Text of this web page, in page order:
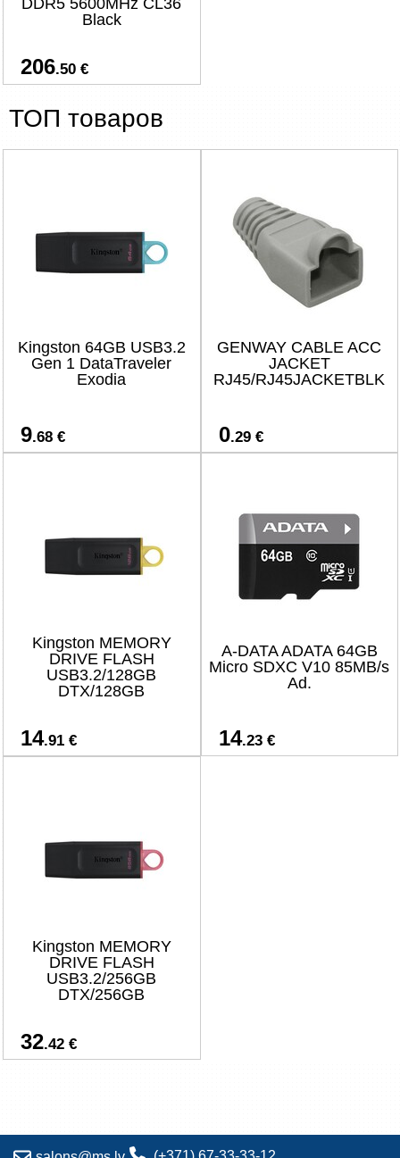
DDR5 5600MHz CL36
Black
206.50 €
ТОП товаров
Kingston 64GB USB3.2
Gen 1 DataTraveler
Exodia
9.68 €
GENWAY CABLE ACC
JACKET
RJ45/RJ45JACKETBLK
0.29 €
Kingston MEMORY
DRIVE FLASH
USB3.2/128GB
DTX/128GB
14.91 €
A-DATA ADATA 64GB
Micro SDXC V10 85MB/s
Ad.
14.23 €
Kingston MEMORY
DRIVE FLASH
USB3.2/256GB
DTX/256GB
32.42 €